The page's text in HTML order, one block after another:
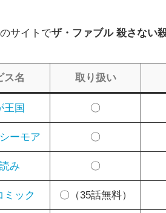
サイトでザ・ファブル 殺さない
ス名 取り扱い
王国 〇
ーモア 〇
み 〇
ミック 〇（35話無料）